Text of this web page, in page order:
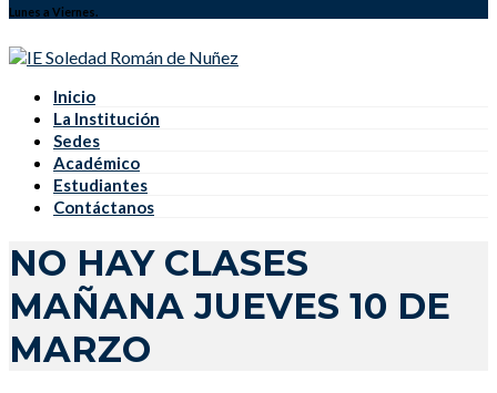
Lunes a Viernes.
Inicio
La Institución
Sedes
Académico
Estudiantes
Contáctanos
NO HAY CLASES
MAÑANA JUEVES 10 DE
MARZO